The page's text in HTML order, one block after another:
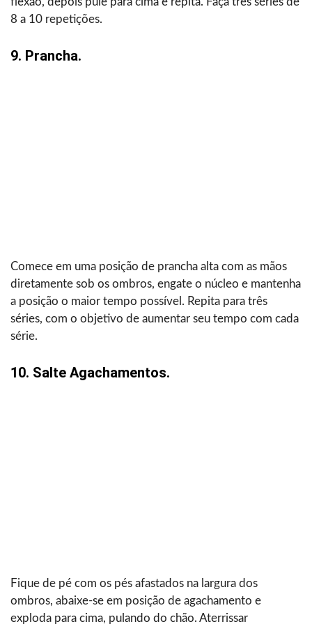
8 a 10 repetições.
9. Prancha.
Comece em uma posição de prancha alta com as mãos
diretamente sob os ombros, engate o núcleo e mantenha
a posição o maior tempo possível. Repita para três
séries, com o objetivo de aumentar seu tempo com cada
série.
10. Salte Agachamentos.
Fique de pé com os pés afastados na largura dos
ombros, abaixe-se em posição de agachamento e
exploda para cima, pulando do chão. Aterrissar